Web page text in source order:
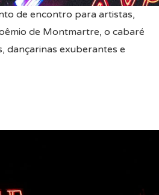
de encontro para artistas,
de Montmartre, o cabaré
dançarinas exuberantes e